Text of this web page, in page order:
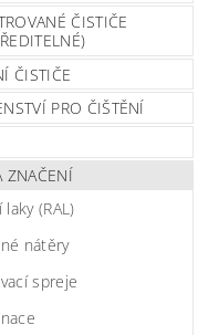
ČISTIČE
ČISTIČE
PRO ČIŠTĚNÍ
ZNAČENÍ
(RAL)
nátěry
spreje